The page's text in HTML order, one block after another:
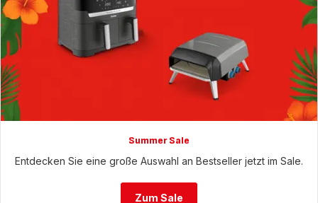
Summer Sale
Entdecken Sie eine große Auswahl an Bestseller jetzt im Sale.
Zum Sale